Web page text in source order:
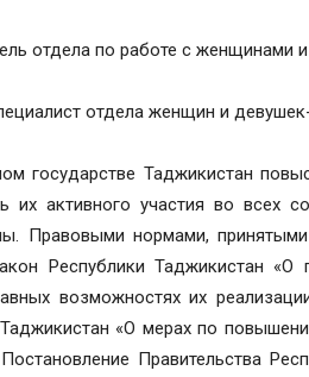
отдела по работе с женщинами
отдела женщин и
государстве Таджикистан
их активного участия во всех
Правовыми нормами,
Республики Таджикистан «О
возможностях их
«О мерах по
Правительства